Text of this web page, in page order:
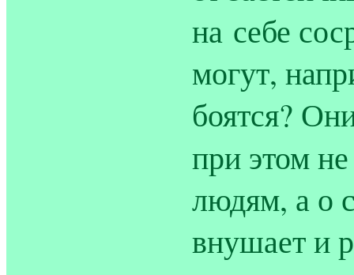
на себе
могут,
боятся?
при этом
людям, а о
внушает и